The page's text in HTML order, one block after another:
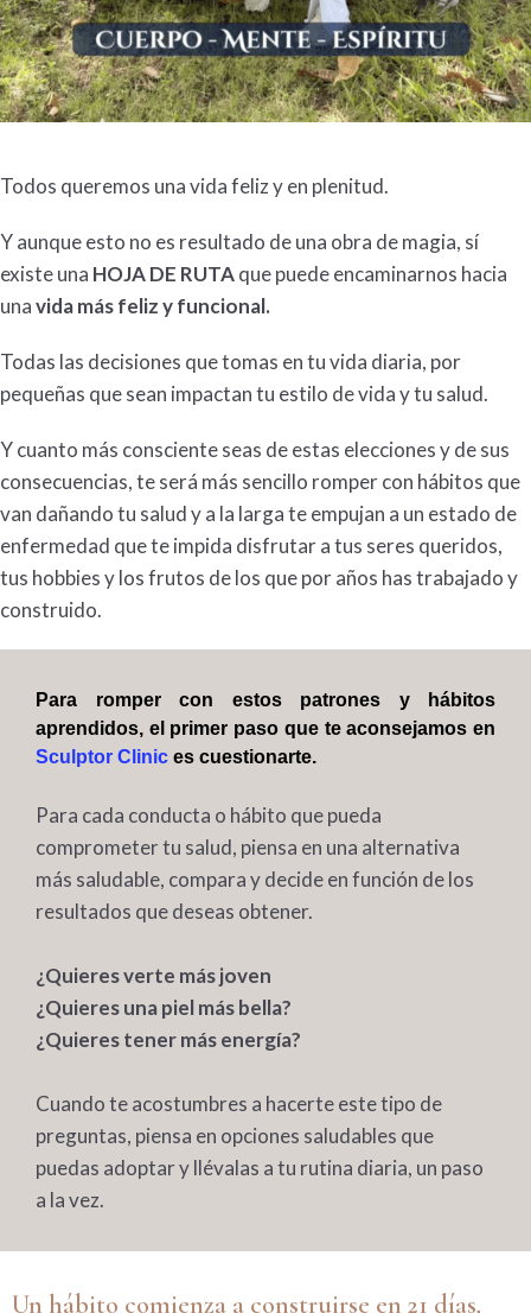
Todos queremos una vida feliz y en plenitud.
Y aunque esto no es resultado de una obra de magia, sí
existe una HOJA DE RUTAque puede encaminarnos hacia
unavida más feliz y funcional.
Todas las decisiones que tomas en tu vida diaria, por
pequeñas que sean impactan tu estilo de vida y tu salud.
Y cuanto más consciente seas de estas elecciones y de sus
consecuencias, te será más sencillo romper con hábitos que
van dañando tu saludy a la larga te empujan a un estado de
enfermedad que te impida disfrutar a tus seres queridos,
tus hobbies y los frutos de los que por años has trabajado y
construido.
Para romper con estos patrones y hábitos
aprendidos, el primer paso que te aconsejamos en
Sculptor Clinic es cuestionarte.
Para cada conducta o hábito que pueda
comprometer tu salud, piensa en una alternativa
más saludable, compara y decide en función de los
resultados que deseas obtener.
¿Quieres verte más joven
¿Quieres una piel más bella?
¿Quieres tener más energía?
Cuando te acostumbres a hacerte este tipo de
preguntas, piensa en opciones saludables que
puedas adoptar y llévalas a tu rutina diaria, un paso
a la vez.
Un hábito comienza a construirse en 21 días,